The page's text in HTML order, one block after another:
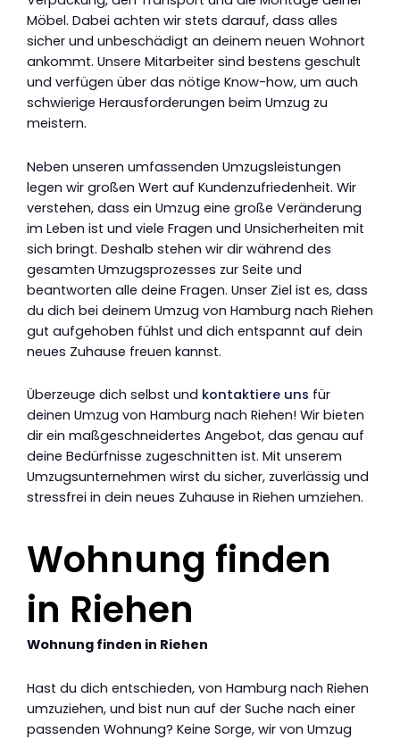
Möbel. Dabei achten wir stets darauf, dass alles
sicher und unbeschädigt an deinem neuen Wohnort
ankommt. Unsere Mitarbeiter sind bestens geschult
und verfügen über das nötige Know-how, um auch
schwierige Herausforderungen beim Umzug zu
meistern.
Neben unseren umfassenden Umzugsleistungen
legen wir großen Wert auf Kundenzufriedenheit. Wir
verstehen, dass ein Umzug eine große Veränderung
im Leben ist und viele Fragen und Unsicherheiten mit
sich bringt. Deshalb stehen wir dir während des
gesamten Umzugsprozesses zur Seite und
beantworten alle deine Fragen. Unser Ziel ist es, dass
du dich bei deinem Umzug von Hamburg nach Riehen
gut aufgehoben fühlst und dich entspannt auf dein
neues Zuhause freuen kannst.
Überzeuge dich selbst und kontaktiere uns für
deinen Umzug von Hamburg nach Riehen! Wir bieten
dir ein maßgeschneidertes Angebot, das genau auf
deine Bedürfnisse zugeschnitten ist. Mit unserem
Umzugsunternehmen wirst du sicher, zuverlässig und
stressfrei in dein neues Zuhause in Riehen umziehen.
Wohnung finden
in Riehen
Wohnung finden in Riehen
Hast du dich entschieden, von Hamburg nach Riehen
umzuziehen, und bist nun auf der Suche nach einer
passenden Wohnung? Keine Sorge, wir von Umzug